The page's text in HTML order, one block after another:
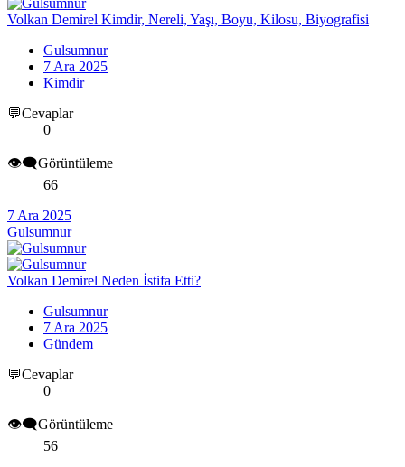
Volkan Demirel Kimdir, Nereli, Yaşı, Boyu, Kilosu, Biyografisi
Gulsumnur
7 Ara 2025
Kimdir
💬Cevaplar
0
👁️‍🗨️Görüntüleme
66
7 Ara 2025
Gulsumnur
Volkan Demirel Neden İstifa Etti?
Gulsumnur
7 Ara 2025
Gündem
💬Cevaplar
0
👁️‍🗨️Görüntüleme
56